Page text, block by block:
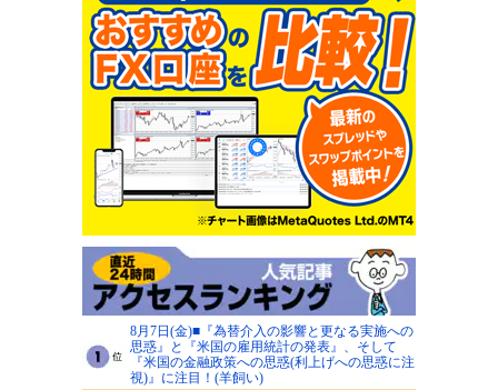
8月7日(金)■『為替介入の影響と更なる実施への
思惑』と『米国の雇用統計の発表』、そして
『米国の金融政策への思惑(利上げへの思惑に注
視)』に注目！(羊飼い)